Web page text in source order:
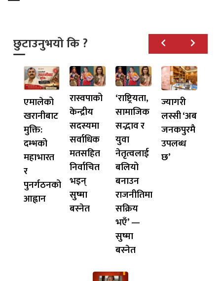
छुटाउनुभयो कि ?
एमालेको
खरानीबाट
मुक्ति:
दम्भको
महाभारत
र
पुनर्गठनको
आह्वान
रास्वपाको
केन्द्रीय
सदस्यमा
सर्वाधिक
मतसहित
निर्वाचित
भइन्
सुष्मा
बस्नेत
‘राष्ट्रियता,
सामाजिक
सद्भाव र
युवा
नेतृत्वलाई
बलियो
बनाउन
राजनीतिमा
सक्रिय
भएँ’ —
सुष्मा
बस्नेत
ज्यागरी
लस्सी ‘अब
जनकपुरमै
उपलब्ध
छ’